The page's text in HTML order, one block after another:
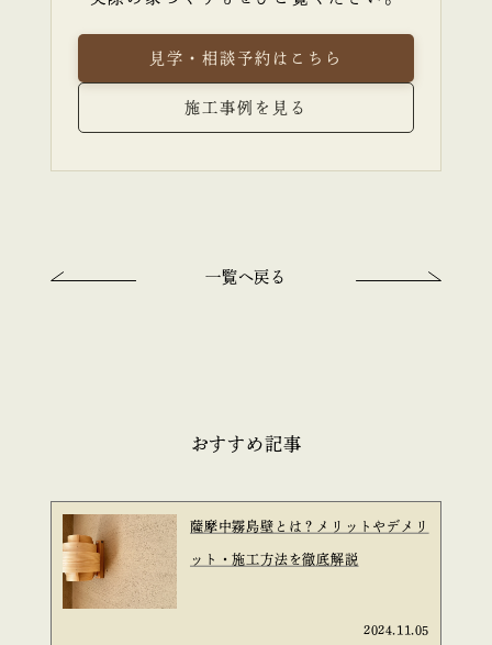
見学・相談予約はこちら
施工事例を見る
一覧へ戻る
おすすめ記事
薩摩中霧島壁とは？メリットやデメリ
ット・施工方法を徹底解説
2024.11.05